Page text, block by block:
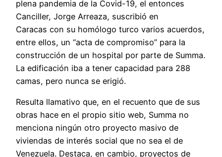
plena pandemia de la Covid-19, el entonces
Canciller, Jorge Arreaza, suscribió en
Caracas con su homólogo turco varios acuerdos,
entre ellos, un “acta de compromiso” para la
construcción de un hospital por parte de Summa.
La edificación iba a tener capacidad para 288
camas, pero nunca se erigió.
Resulta llamativo que, en el recuento que de sus
obras hace en el propio sitio web, Summa no
menciona ningún otro proyecto masivo de
viviendas de interés social que no sea el de
Venezuela. Destaca, en cambio, proyectos de